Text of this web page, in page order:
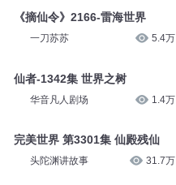
《摘仙令》2166-雷海世界
一刀苏苏 5.4万
仙者-1342集 世界之树
华音凡人剧场 1.4万
完美世界 第3301集 仙殿残仙
头陀渊讲故事 31.7万